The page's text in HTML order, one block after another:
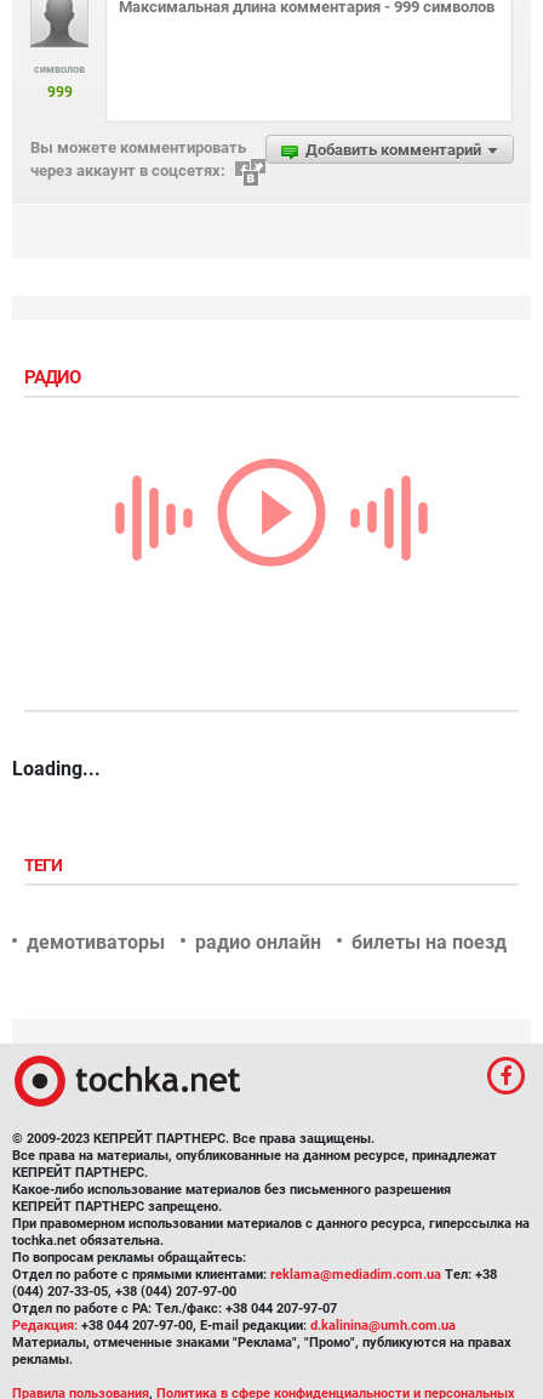
символов
999
Добавить комментарий
Вы можете комментировать
через аккаунт в соцсетях:
РАДИО
Loading...
ТЕГИ
демотиваторы радио онлайн билеты на поезд
© 2009-2023 КЕПРЕЙТ ПАРТНЕРС. Все права защищены.
Все права на материалы, опубликованные на данном ресурсе, принадлежат
КЕПРЕЙТ ПАРТНЕРС.
Какое-либо использование материалов без письменного разрешения
КЕПРЕЙТ ПАРТНЕРС запрещено.
При правомерном использовании материалов с данного ресурса, гиперссылка на
tochka.net обязательна.
По вопросам рекламы обращайтесь:
Отдел по работе с прямыми клиентами: reklama@mediadim.com.ua Тел: +38
(044) 207-33-05, +38 (044) 207-97-00
Отдел по работе с РА: Тел./факс: +38 044 207-97-07
Редакция: +38 044 207-97-00, E-mail редакции: d.kalinina@umh.com.ua
Материалы, отмеченные знаками "Реклама", "Промо", публикуются на правах
рекламы.
Правила пользования, Политика в сфере конфиденциальности и персональных